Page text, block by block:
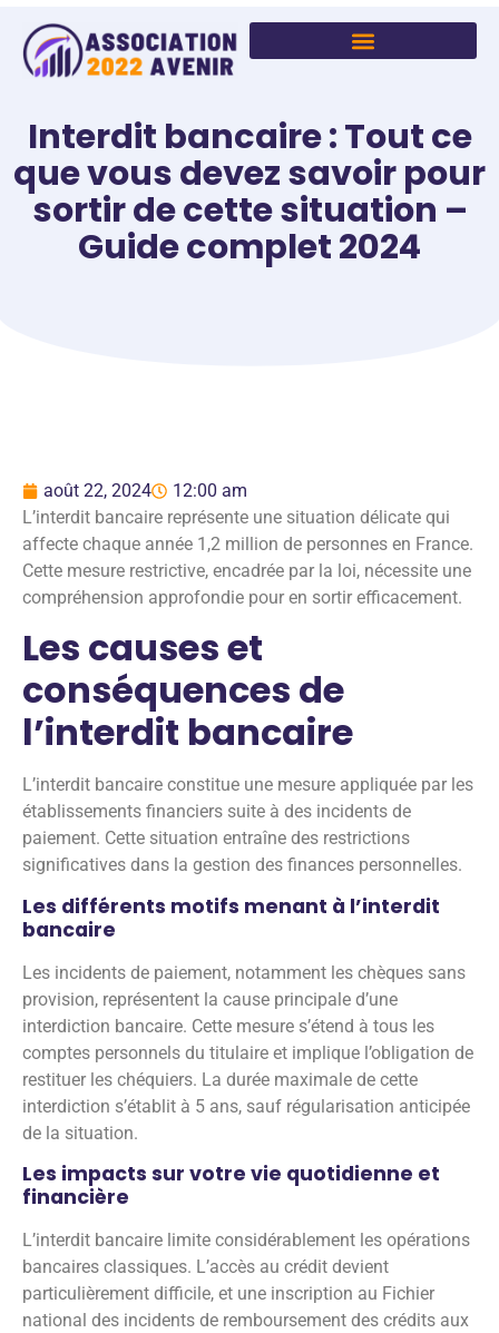
Interdit bancaire : Tout ce
que vous devez savoir pour
sortir de cette situation –
Guide complet 2024
août 22, 2024
12:00 am
L’interdit bancaire représente une situation délicate qui
affecte chaque année 1,2 million de personnes en France.
Cette mesure restrictive, encadrée par la loi, nécessite une
compréhension approfondie pour en sortir efficacement.
Les causes et
conséquences de
l’interdit bancaire
L’interdit bancaire constitue une mesure appliquée par les
établissements financiers suite à des incidents de
paiement. Cette situation entraîne des restrictions
significatives dans la gestion des finances personnelles.
Les différents motifs menant à l’interdit
bancaire
Les incidents de paiement, notamment les chèques sans
provision, représentent la cause principale d’une
interdiction bancaire. Cette mesure s’étend à tous les
comptes personnels du titulaire et implique l’obligation de
restituer les chéquiers. La durée maximale de cette
interdiction s’établit à 5 ans, sauf régularisation anticipée
de la situation.
Les impacts sur votre vie quotidienne et
financière
L’interdit bancaire limite considérablement les opérations
bancaires classiques. L’accès au crédit devient
particulièrement difficile, et une inscription au Fichier
national des incidents de remboursement des crédits aux